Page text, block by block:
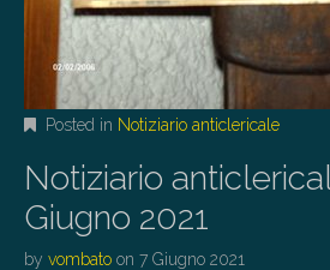
Posted in Notiziario anticlericale
Notiziario
Giugno 2021
by vombato on 7 Giugno 2021